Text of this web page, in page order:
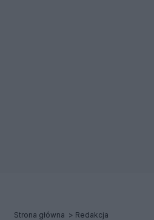
Strona główna Redakcja